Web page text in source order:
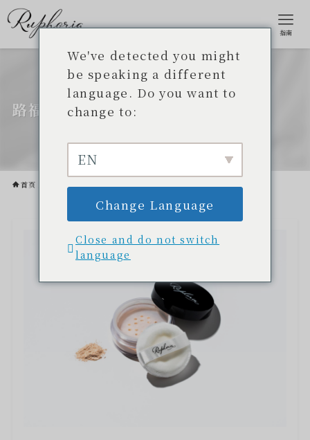
指南
路福利亚产品列表
首页 路福利亚产品列表
We've detected you might
be speaking a different
language. Do you want to
change to:
EN
Change Language
Close and do not switch
language